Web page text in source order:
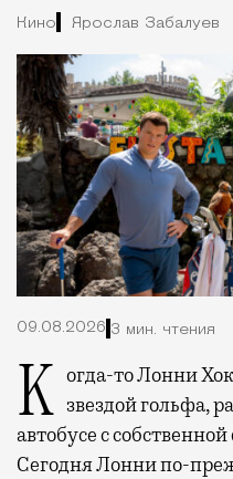
Кино Ярослав Забалуев
09.08.2026 3 мин. чтения
Когда-то Лонни Хокинс (Уилл Феррелл) был звездой гольфа,
автобусе с
Сегодня Лонни по-